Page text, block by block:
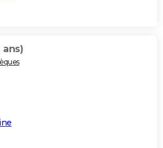
ans)